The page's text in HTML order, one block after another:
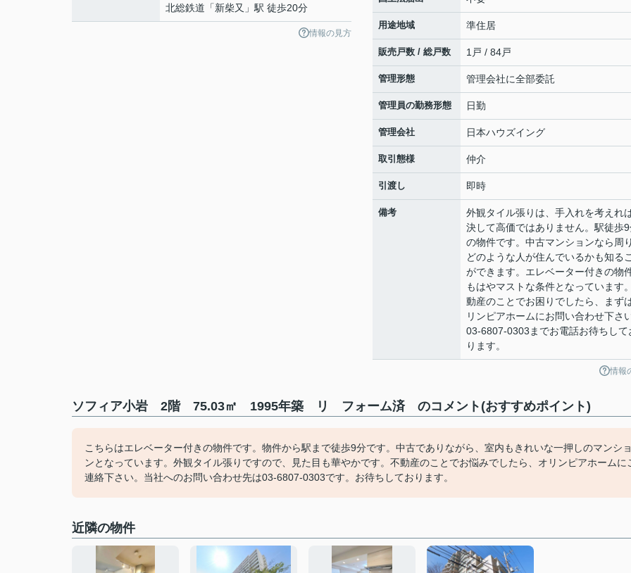
北総鉄道 「新柴又 」駅 徒歩20分
情報の見方
用途地域 準住居
販売戸数 / 総戸数 1戸 / 84戸
管理形態 管理会社に全部委託
管理員の勤務形態 日勤
管理会社 日本ハウズイング
取引態様 仲介
引渡し 即時
備考
外観タイル張りは、手入れを考えれ
決して高価ではありません。駅徒歩
の物件です。中古マンションなら周
どのような人が住んでいるかも知る
ができます。エレベーター付きの物
もはやマストな条件となっています
動産のことでお困りでしたら、まず
リンピアホームにお問い合わせ下さ
03-6807-0303までお電話お待ちして
ります。
情報
ソフィア小岩 2階 75.03㎡ 1995年築 リ フォーム済 のコメント(おすすめポイント)
こちらはエレベーター付きの物件です。物件から駅まで徒歩9分です。中古でありながら、室内もきれいな一押しのマンシ
ンとなっています。外観タイル張りですので、見た目も華やかです。不動産のことでお悩みでしたら、オリンピアホームに
連絡下さい。当社へのお問い合わせ先は03-6807-0303です。お待ちしております。
近隣の物件